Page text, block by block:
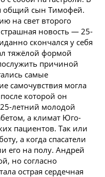
общий сын Тимофей.
на свет второго
новость — 25-
скончался у себя
тяжёлой формой
причиной
самые
самочувствия могла
которой он
летний молодой
а климат Юго-
пациентов. Так или
а когда спасатели
его на полу. Андрей
но согласно
острая сердечная